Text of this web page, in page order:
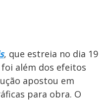
, que estreia no dia 19
foi além dos efeitos
apostou em
para obra. O